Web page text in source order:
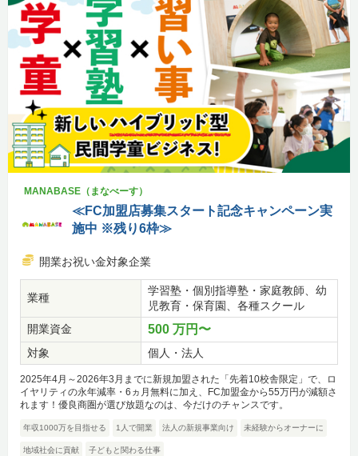
MANABASE（まなべーす）
≪FC加盟店募集スタート記念キャンペーン実
施中 ※残り6枠≫
開業お祝い金対象企業
業種
学習塾・個別指導塾・家庭教師、幼
児教育・保育園、各種スクール
開業資金
500 万円〜
対象 個人・法人
2025年4月～2026年3月までに新規加盟された「先着10校舎限定」で、ロ
イヤリティの永年減率・6ヵ月無料に加え、FC加盟金から55万円が減額さ
れます！優良商圏が選び放題なのは、今だけのチャンスです。
年収1000万を目指せる 1人で開業 法人の新規事業向け 未経験からオーナーに
地域社会に貢献 子どもと関わる仕事